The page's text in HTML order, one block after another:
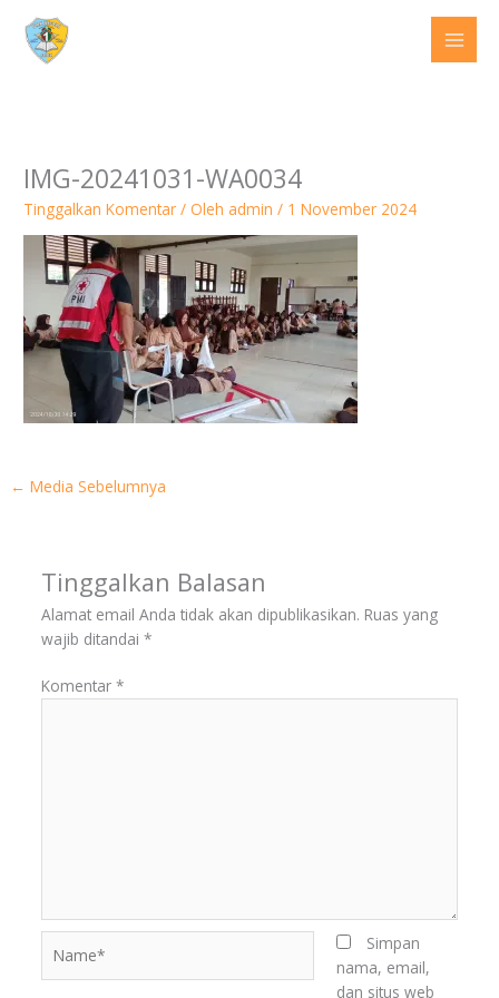
konten
IMG-20241031-WA0034
Tinggalkan Komentar / Oleh admin/ 1 November 2024
← Media Sebelumnya
Tinggalkan Balasan
Alamat email Anda tidak akan dipublikasikan. Ruas yang
wajib ditandai *
Komentar *
Simpan
nama, email,
dan situs web